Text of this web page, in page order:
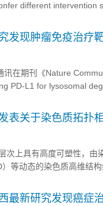
different intervention
发现肿瘤免疫治疗
在期刊《Nature
PD-L1 for lysosomal
表关于染色质拓扑
次上具有高度可塑性，由
等动态的染色质高维结
构调控基因转录的新机
最新研究发现癌症